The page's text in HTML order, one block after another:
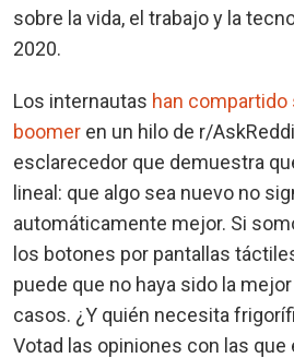
sobre la vida, el trabajo y la
2020.
Los internautas han
boomer en un hilo de r/
esclarecedor que demuestra
lineal: que algo sea nuevo no
automáticamente mejor. Si
los botones por pantallas
puede que no haya sido la
casos. ¿Y quién necesita
Votad las opiniones con las